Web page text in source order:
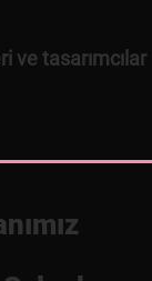
ve tasarımcılar